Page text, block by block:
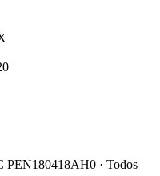
PEN180418AH0 · Todos